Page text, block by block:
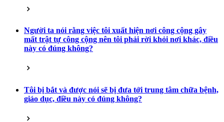
Người ta nói rằng việc tôi xuất hiện nơi công cộng gây
mất trật tự công cộng nên tôi phải rời khỏi nơi khác, điều
này có đúng không?
Tôi bị bắt và được nói sẽ bị đưa tới trung tâm chữa bệnh,
giáo dục, điều này có đúng không?